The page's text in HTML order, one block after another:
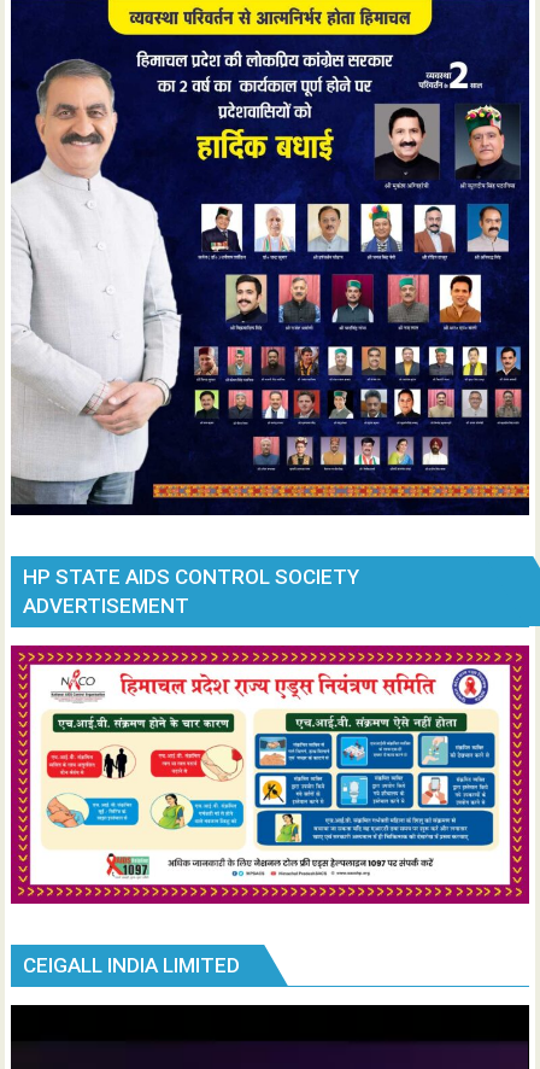
HP STATE AIDS CONTROL SOCIETY
ADVERTISEMENT
CEIGALL INDIA LIMITED